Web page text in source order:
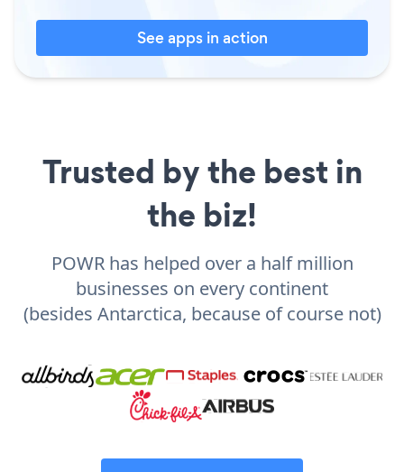
See apps in action
Trusted by the best in
the biz!
POWR has helped over a half million
businesses on every continent
(besides Antarctica, because of course not)